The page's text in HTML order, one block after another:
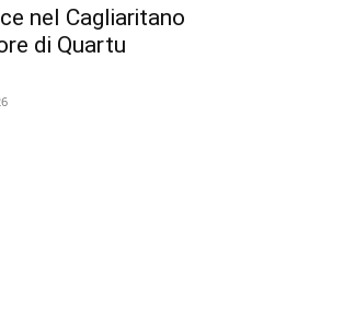
nel Cagliaritano
di Quartu